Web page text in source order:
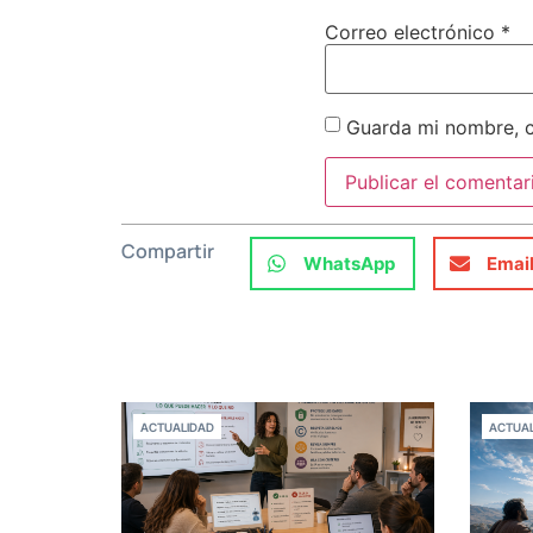
Correo electrónico *
Guarda mi nombre,
Compartir WhatsApp Email
ACTUALIDAD